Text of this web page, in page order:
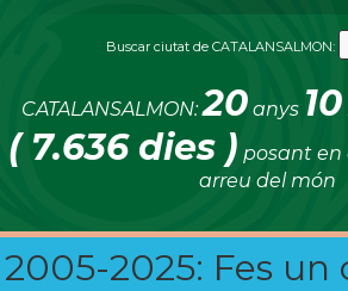
Buscar ciutat de CATALANSALMON:
CATALANSALMON:20anys 10
( 7.636 dies ) posant
arreu del món
2005-2025: Fes un